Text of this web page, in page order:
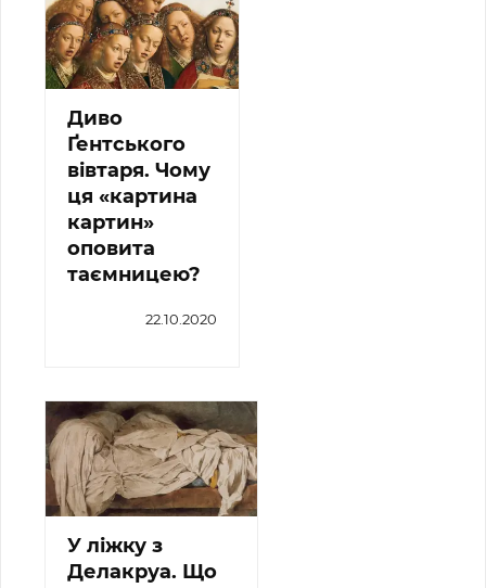
Диво
Ґентського
вівтаря. Чому
ця «картина
картин»
оповита
таємницею?
22.10.2020
У ліжку з
Делакруа. Що